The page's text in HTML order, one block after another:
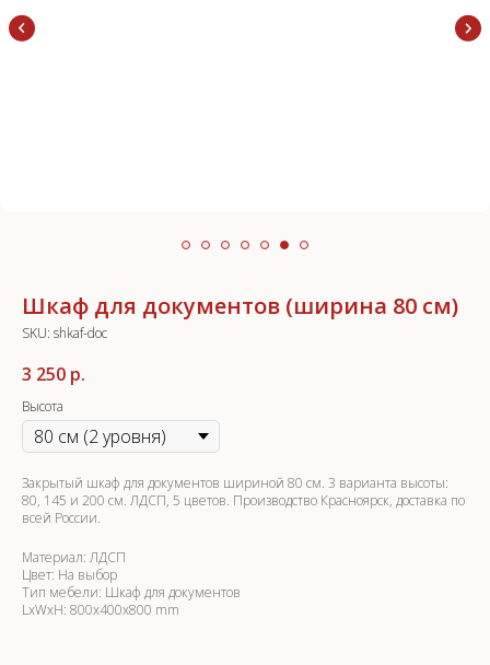
Шкаф для документов (ширина 80 см)
SKU: shkaf-doc
3 250 р.
Высота
Закрытый шкаф для документов шириной 80 см. 3 варианта высоты:
80, 145 и 200 см. ЛДСП, 5 цветов. Производство Красноярск, доставка по
всей России.
Материал: ЛДСП
Цвет: На выбор
Тип мебели: Шкаф для документов
LxWxH: 800x400x800 mm